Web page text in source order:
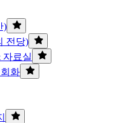
)
전당)
자료실
화